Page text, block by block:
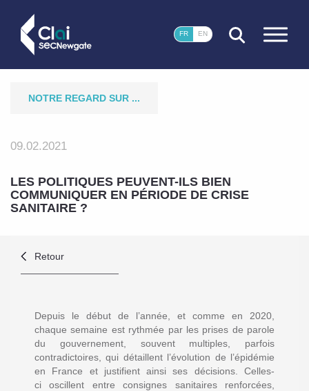
FERMER
FR EN
NOTRE REGARD SUR ...
09.02.2021
LES POLITIQUES PEUVENT-ILS BIEN
COMMUNIQUER EN PÉRIODE DE CRISE
SANITAIRE ?
Retour
Depuis le début de l’année, et comme en 2020,
chaque semaine est rythmée par les prises de parole
du gouvernement, souvent multiples, parfois
contradictoires, qui détaillent l’évolution de l’épidémie
en France et justifient ainsi ses décisions. Celles-
ci oscillent entre consignes sanitaires renforcées,